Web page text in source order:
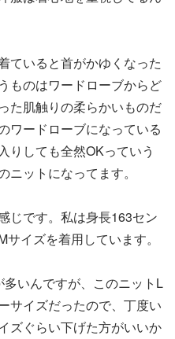
ていると首がかゆくなった
ものはワードローブからど
た肌触りの柔らかいものだ
ワードローブになっている
りしても全然OKっていう
ットになってます。
じです。私は身長163セン
イズを着用しています。
いんですが、このニットL
サイズだったので、丁度い
ズぐらい下げた方がいいか